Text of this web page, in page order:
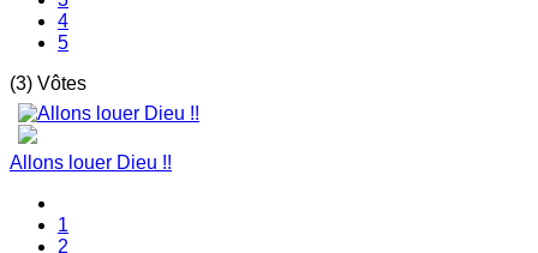
4
5
(3) Vôtes
Allons louer Dieu !!
1
2